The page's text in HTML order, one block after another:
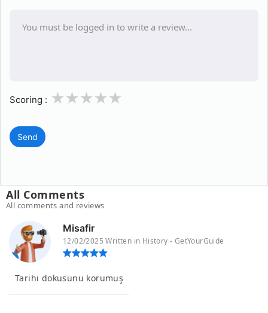
Scoring : 3
2
1
Send
All Comments
All comments and reviews
Misafir
12/02/2025 Written in History - GetYourGuide
Tarihi dokusunu korumuş